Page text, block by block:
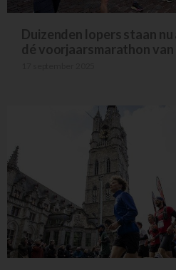
Duizenden lopers staan
dé voorjaarsmarathon van